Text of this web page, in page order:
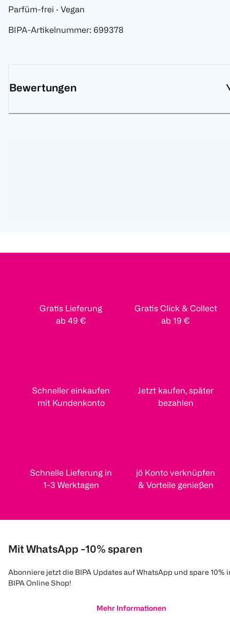
Parfüm-frei · Vegan
BIPA-Artikelnummer: 699378
Bewertungen
Gratis Lieferung
ab 49 €
Gratis Click & Collect
ab 19 €
Schneller einkaufen
mit Kundenkonto
Jetzt kaufen, später
bezahlen
Schnelle Lieferung in
1-3 Werktagen
jö Konto verknüpfen
& Vorteile genießen
Mit WhatsApp -10% sparen
Abonniere jetzt die BIPA Updates auf WhatsApp und spare 10%
BIPA Online Shop!
Mehr Informationen